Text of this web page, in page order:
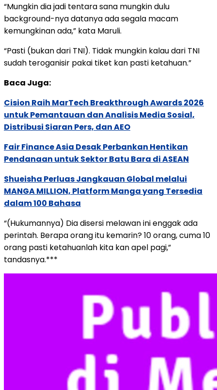
“Mungkin dia jadi tentara sana mungkin dulu
background-nya datanya ada segala macam
kemungkinan ada,” kata Maruli.
“Pasti (bukan dari TNI). Tidak mungkin kalau dari TNI
sudah teroganisir pakai tiket kan pasti ketahuan.”
Baca Juga:
Cision Raih MarTech Breakthrough Awards 2026
untuk Pemantauan dan Analisis Media Sosial,
Distribusi Siaran Pers, dan AEO
Fair Finance Asia Desak Perbankan Hentikan
Pendanaan untuk Sektor Batu Bara di ASEAN
Shueisha Perluas Jangkauan Global melalui
MANGA MILLION, Platform Manga yang Tersedia
dalam 100 Bahasa
“(Hukumannya) Dia disersi melawan ini enggak ada
perintah. Berapa orang itu kemarin? 10 orang, cuma 10
orang pasti ketahuanlah kita kan apel pagi,”
tandasnya.***